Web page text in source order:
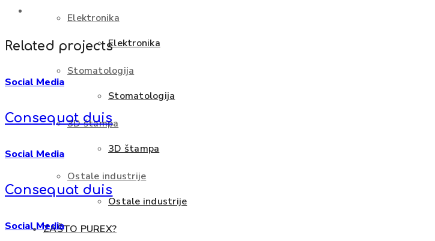
Elektronika
Stomatologija
3D štampa
Ostale industrije
ZAŠTO PUREX?
Elektronika
Stomatologija
3D štampa
Ostale industrije
Related projects
Social Media
Consequat duis
Social Media
Consequat duis
Social Media